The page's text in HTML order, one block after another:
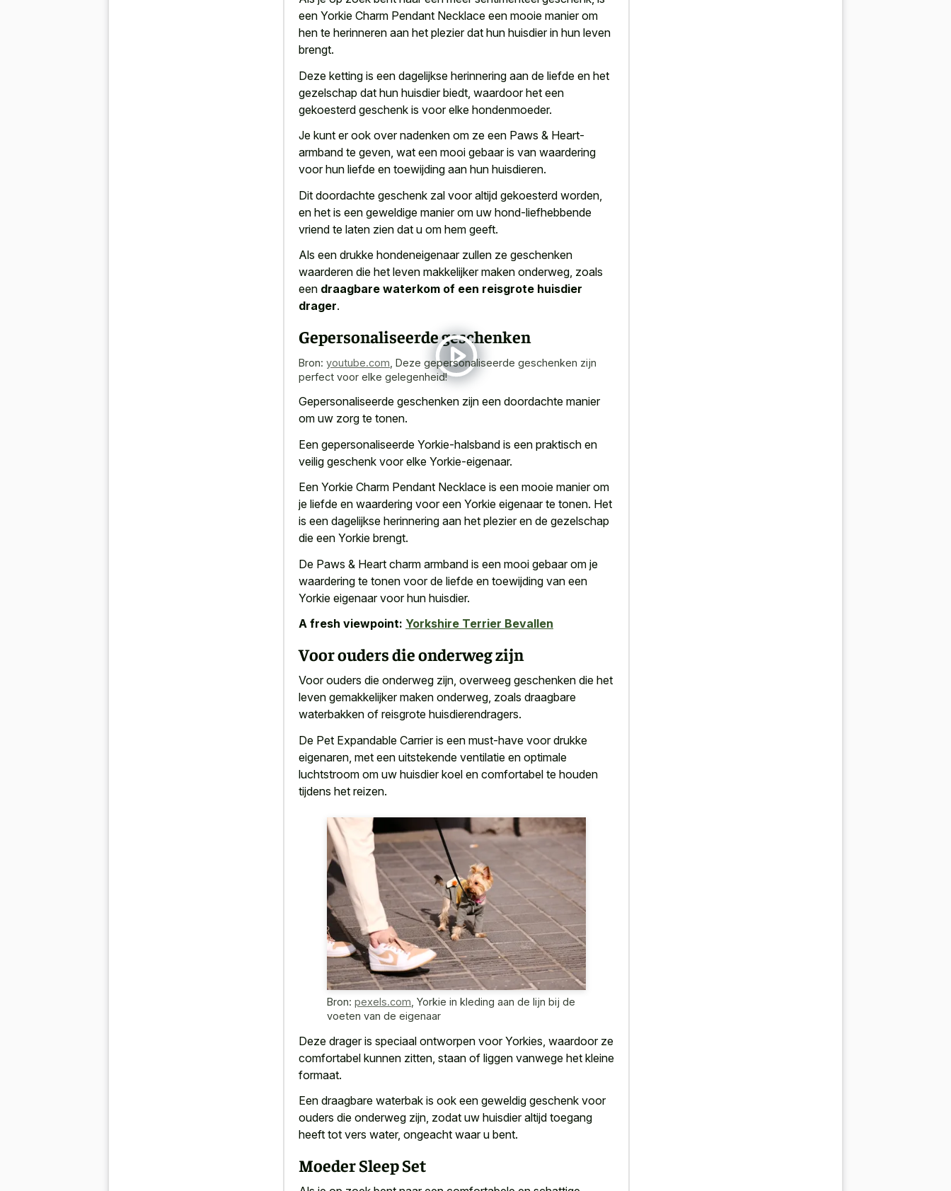
een Yorkie Charm Pendant Necklace een mooie manier om
hen te herinneren aan het plezier dat hun huisdier in hun leven
brengt.
Deze ketting is een dagelijkse herinnering aan de liefde en het
gezelschap dat hun huisdier biedt, waardoor het een
gekoesterd geschenk is voor elke hondenmoeder.
Je kunt er ook over nadenken om ze een Paws & Heart-
armband te geven, wat een mooi gebaar is van waardering
voor hun liefde en toewijding aan hun huisdieren.
Dit doordachte geschenk zal voor altijd gekoesterd worden,
en het is een geweldige manier om uw hond-liefhebbende
vriend te laten zien dat u om hem geeft.
Als een drukke hondeneigenaar zullen ze geschenken
waarderen die het leven makkelijker maken onderweg, zoals
een draagbare waterkom of een reisgrote huisdier
drager.
Gepersonaliseerde geschenken
Bron: youtube.com Deze gepersonaliseerde geschenken zijn
perfect voor elke gelegenheid!
Gepersonaliseerde geschenken zijn een doordachte manier
om uw zorg te tonen.
Een gepersonaliseerde Yorkie-halsband is een praktisch en
veilig geschenk voor elke Yorkie-eigenaar.
Een Yorkie Charm Pendant Necklace is een mooie manier om
je liefde en waardering voor een Yorkie eigenaar te tonen. Het
is een dagelijkse herinnering aan het plezier en de gezelschap
die een Yorkie brengt.
De Paws & Heart charm armband is een mooi gebaar om je
waardering te tonen voor de liefde en toewijding van een
Yorkie eigenaar voor hun huisdier.
A fresh viewpoint: Yorkshire Terrier Bevallen
Voor ouders die onderweg zijn
Voor ouders die onderweg zijn, overweeg geschenken die het
leven gemakkelijker maken onderweg, zoals draagbare
waterbakken of reisgrote huisdierendragers.
De Pet Expandable Carrier is een must-have voor drukke
eigenaren, met een uitstekende ventilatie en optimale
luchtstroom om uw huisdier koel en comfortabel te houden
tijdens het reizen.
Bron: pexels.com, Yorkie in kleding aan de lijn bij de
voeten van de eigenaar
Deze drager is speciaal ontworpen voor Yorkies, waardoor ze
comfortabel kunnen zitten, staan of liggen vanwege het kleine
formaat.
Een draagbare waterbak is ook een geweldig geschenk voor
ouders die onderweg zijn, zodat uw huisdier altijd toegang
heeft tot vers water, ongeacht waar u bent.
Moeder Sleep Set